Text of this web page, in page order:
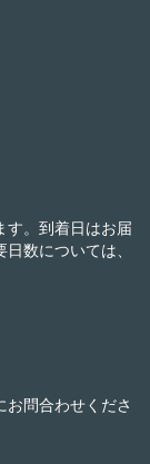
す。到着日はお届
数については、
お問合わせくださ